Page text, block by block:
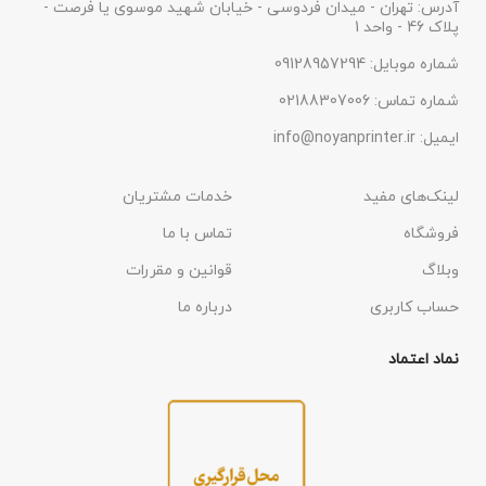
آدرس: تهران - میدان فردوسی - خیابان شهید موسوی یا فرصت -
پلاک 46 - واحد 1
شماره موبایل: 09128957294
شماره تماس: 02188307006
ایمیل: info@noyanprinter.ir
لینک‌های مفید
فروشگاه
وبلاگ
حساب کاربری
خدمات مشتریان
تماس با ما
قوانین و مقررات
درباره ما
نماد اعتماد